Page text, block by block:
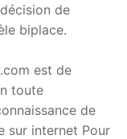
de
biplace.
est de
toute
de
sur internet Pour